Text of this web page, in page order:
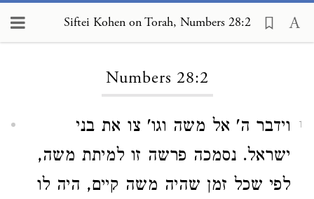
Siftei Kohen on Torah, Numbers 28:2
Numbers 28:2
1
וידבר ה' אל משה וגו' צו את בני
ישראל. נסמכה פרשה זו למיתת משה,
לפי שכל זמן שהיה משה קיים, היה לו